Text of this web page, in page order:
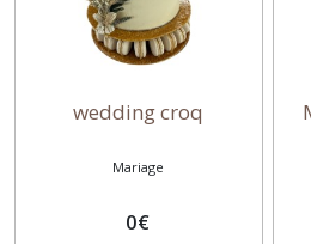
wedding croq
Mariage
0€